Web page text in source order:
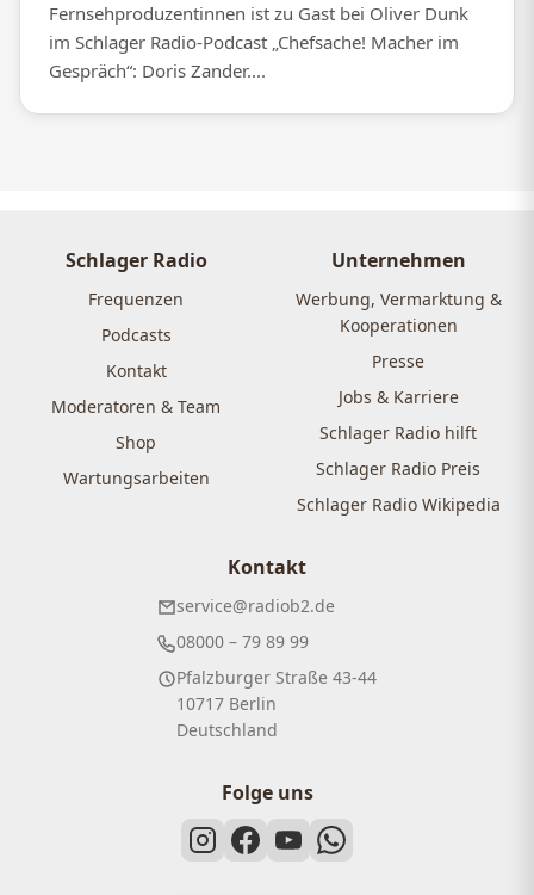
Fernsehproduzentinnen ist zu Gast bei Oliver Dunk
im Schlager Radio-Podcast „Chefsache! Macher im
Gespräch“: Doris Zander....
Schlager Radio
Frequenzen
Podcasts
Kontakt
Moderatoren & Team
Shop
Wartungsarbeiten
Unternehmen
Werbung, Vermarktung &
Kooperationen
Presse
Jobs & Karriere
Schlager Radio hilft
Schlager Radio Preis
Schlager Radio Wikipedia
Kontakt
service@radiob2.de
08000 – 79 89 99
Pfalzburger Straße 43-44
10717 Berlin
Deutschland
Folge uns